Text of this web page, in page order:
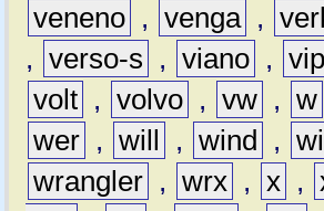
veneno , venga ,
, verso-s , viano ,
volt , volvo , vw , w
wer , will , wind ,
wrangler , wrx , x ,